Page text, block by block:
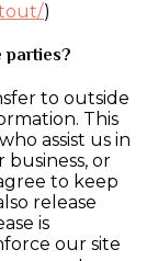
)
parties?
to outside
This
assist us in
or
to keep
release
is
our site